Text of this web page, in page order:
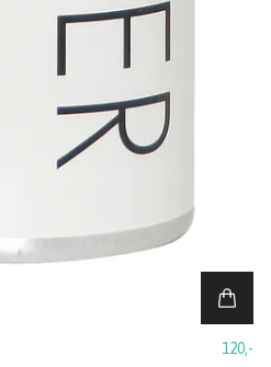
120,-